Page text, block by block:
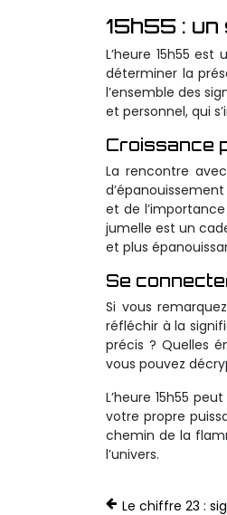
15h55 :
L’heure 15h55
déterminer la
l’ensemble des
et personnel, qui
Croissance
La rencontre
et de
jumelle est un
et plus
Se
Si vous
réfléchir à la
précis ? Quelles
vous pouvez
L’heure 15h55
votre propre
chemin de la
l’univers.
Le chiffre 23 :